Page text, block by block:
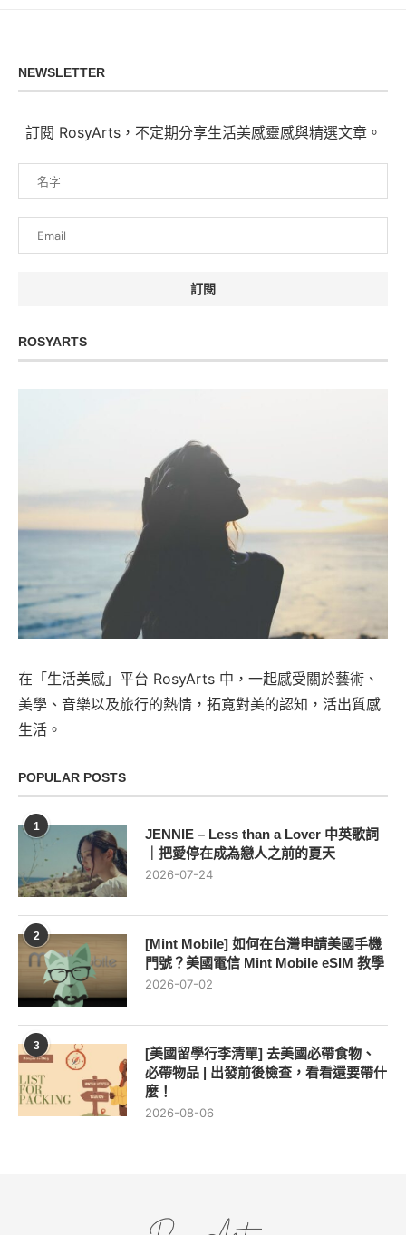
NEWSLETTER
訂閱 RosyArts，不定期分享生活美感靈感與精選文章。
ROSYARTS
在「生活美感」平台 RosyArts 中，一起感受關於藝術、
美學、音樂以及旅行的熱情，拓寬對美的認知，活出質感
生活。
POPULAR POSTS
1
JENNIE – Less than a Lover 中英歌詞
｜把愛停在成為戀人之前的夏天
2026-07-24
2
[Mint Mobile] 如何在台灣申請美國手機
門號？美國電信 Mint Mobile eSIM 教學
2026-07-02
3
[美國留學行李清單] 去美國必帶食物、
必帶物品 | 出發前後檢查，看看還要帶什
麼！
2026-08-06